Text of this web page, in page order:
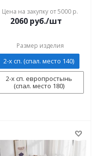
Цена на закупку от 5000 р.
2060 руб./шт
Размер изделия
2-х сп. (спал. место 140)
2-х сп. европростынь
(спал. место 180)